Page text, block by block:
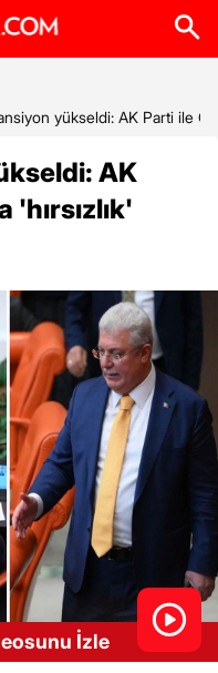
yükseldi: AK Parti ile
AK
'hırsızlık'
İzle